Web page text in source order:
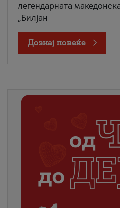
легендарната
„Билјан
Дознај повеќе